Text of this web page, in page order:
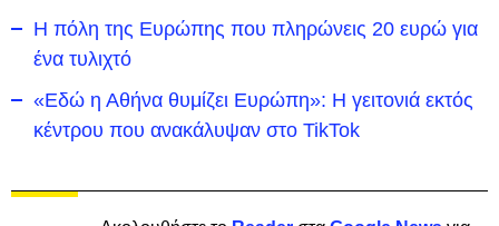
Η πόλη της Ευρώπης που πληρώνεις 20 ευρώ για
ένα τυλιχτό
«Εδώ η Αθήνα θυμίζει Ευρώπη»: H γειτονιά εκτός
κέντρου που ανακάλυψαν στο TikTok